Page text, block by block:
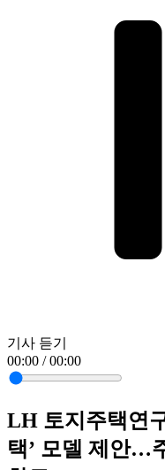
기사 듣기
00:00 / 00:00
LH 토지주택연
택’ 모델 제안…